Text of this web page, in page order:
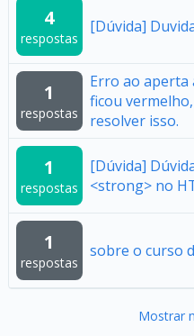
4
respostas
[Dúvida]
1
respostas
Erro ao aperta
ficou
resolver isso.
1
respostas
[Dúvida]
<strong> no
1
respostas
sobre o curso
Mostrar